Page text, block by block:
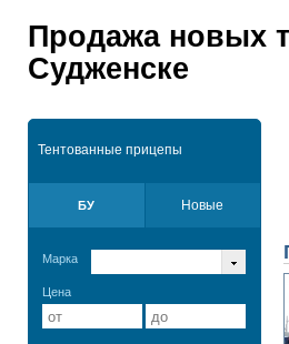
Продажа новых
Судженске
Тентованные прицепы
БУ Новые
Марка
Цена